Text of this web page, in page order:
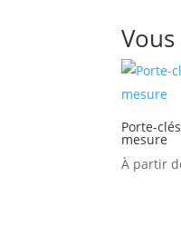
Porte-
mesure
À partir